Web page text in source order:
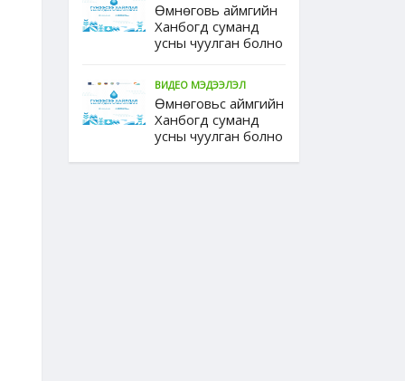
Өмнөговь аймгийн
Ханбогд суманд
усны чуулган болно
ВИДЕО МЭДЭЭЛЭЛ
Өмнөговьс аймгийн
Ханбогд суманд
усны чуулган болно